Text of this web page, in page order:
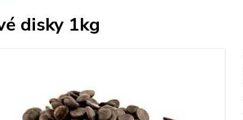
disky 1kg